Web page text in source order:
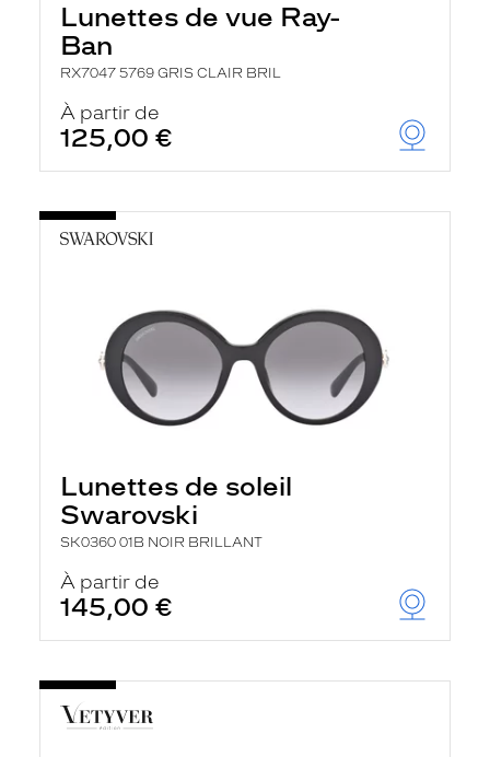
Lunettes de vue Ray-
Ban
RX7047 5769 GRIS CLAIR BRIL
À partir de
125,00 €
Lunettes de soleil
Swarovski
SK0360 01B NOIR BRILLANT
À partir de
145,00 €